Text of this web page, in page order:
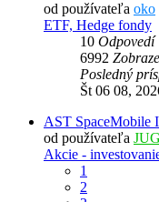
od používateľa oko
ETF, Hedge fondy
10 Odpovedí
6992
Posledný
Št 06 08,
AST SpaceMobile
od používateľa
Akcie -
1
2